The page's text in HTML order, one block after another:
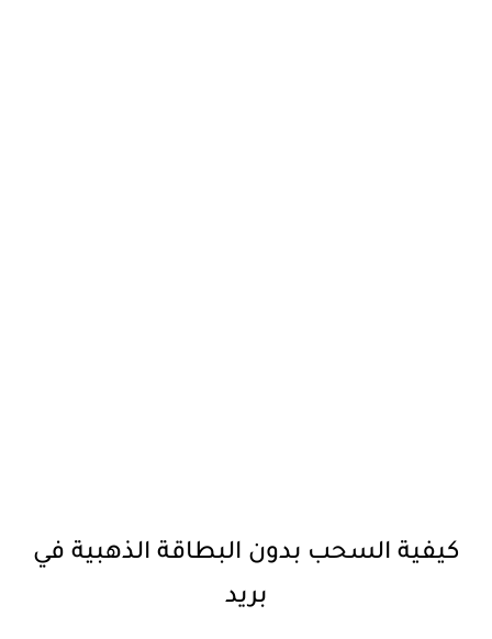
كيفية السحب بدون البطاقة الذهبية في
بريد